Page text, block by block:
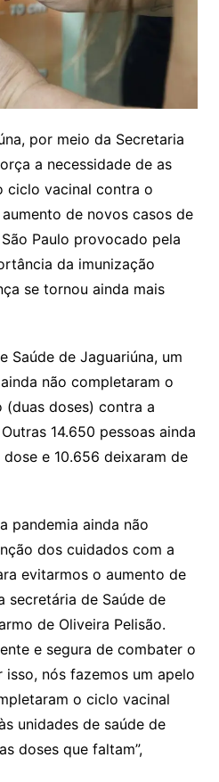
por meio da Secretaria
a necessidade de as
ciclo vacinal contra o
de novos casos de
Paulo provocado pela
da imunização
se tornou ainda mais
Saúde de Jaguariúna, um
não completaram o
(duas doses) contra a
14.650 pessoas ainda
e 10.656 deixaram de
pandemia ainda não
dos cuidados com a
evitarmos o aumento de
secretária de Saúde de
de Oliveira Pelisão.
e segura de combater o
isso, nós fazemos um apelo
o ciclo vacinal
unidades de saúde de
doses que faltam”,